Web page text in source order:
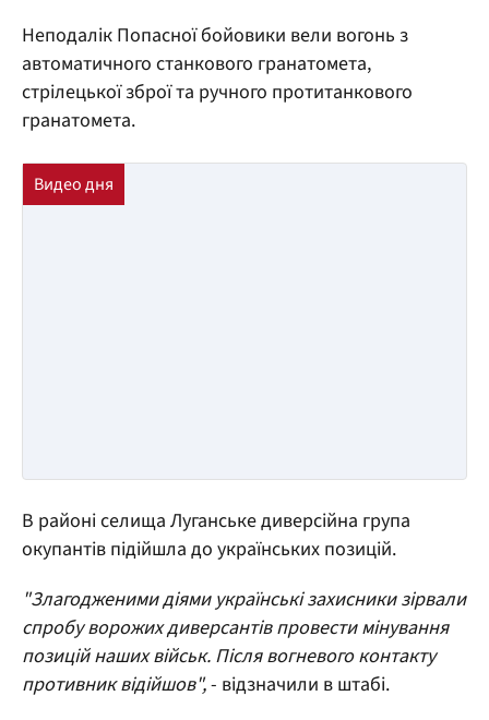
Неподалік Попасної бойовики вели вогонь з
автоматичного станкового гранатомета,
стрілецької зброї та ручного протитанкового
гранатомета.
В районі селища Луганське диверсійна група
окупантів підійшла до українських позицій.
"Злагодженими діями українські захисники зірвали
спробу ворожих диверсантів провести мінування
позицій наших військ. Після вогневого контакту
противник відійшов",- відзначили в штабі.